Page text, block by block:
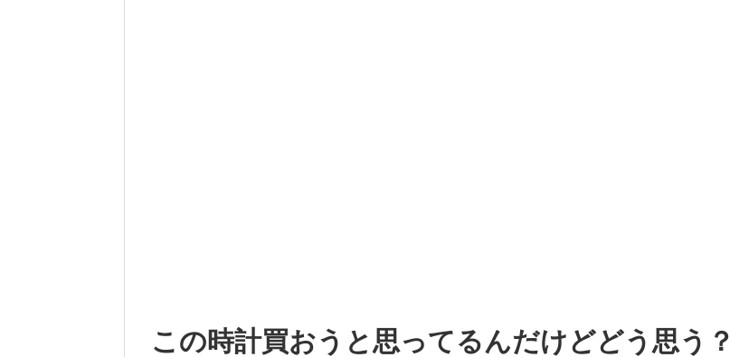
この時計買おうと思ってるんだけどどう思う？